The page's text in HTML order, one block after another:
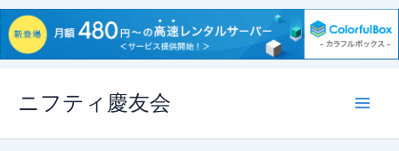
ス
ニフティ慶友会